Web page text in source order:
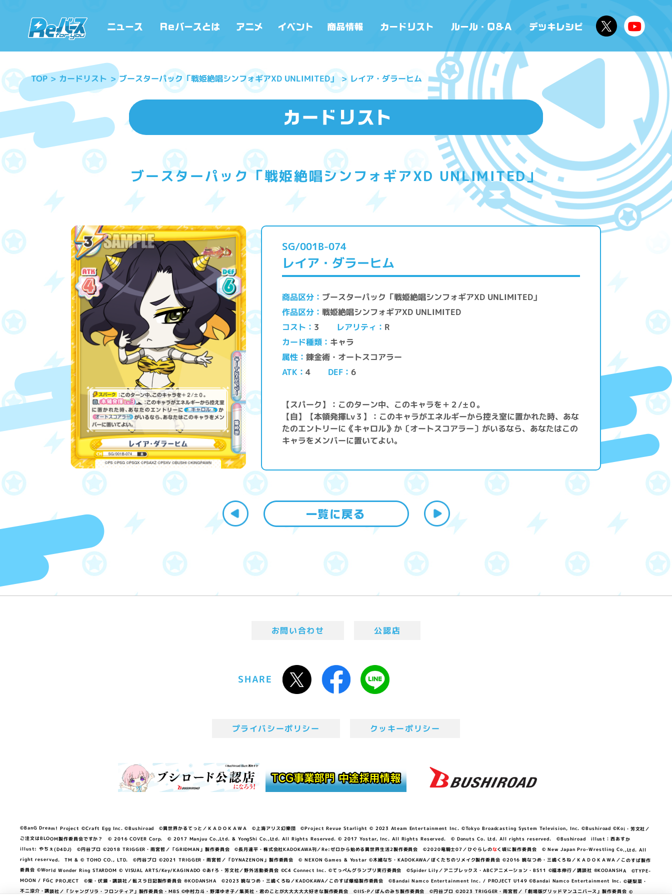
TOP カードリスト ブースターパック「戦姫絶唱シンフォギアXD UNLIMITED」 レイア・ダラーヒム
ブースターパック「戦姫絶唱シンフォギアXD UNLIMITED」
SG/001B-074
レイア・ダラーヒム
商品区分 ブースターパック「戦姫絶唱シンフォギアXD UNLIMITED」
作品区分 戦姫絶唱シンフォギアXD UNLIMITED
コスト 3 レアリティ R
カード種類 キャラ
属性 錬金術・オートスコアラー
ATK 4 DEF 6
【スパーク】：このターン中、このキャラを＋２/±０。
【自】【本領発揮Lv３】：このキャラがエネルギーから控え室に置かれた時、あな
たのエントリーに《キャロル》か〔オートスコアラー〕がいるなら、あなたはこの
キャラをメンバーに置いてよい。
お問い合わせ 公認店
SHARE
プライバシーポリシー クッキーポリシー
©BanG Dream! Project ©Craft Egg Inc. ©Bushiroad ©異世界かるてっと／ＫＡＤＯＫＡＷＡ ©上海アリス幻樂団 ©Project Revue Starlight © 2023 Ateam Entertainment Inc. ©Tokyo Broadcasting System Television, Inc. ©Bushiroad ©Koi・芳文社／
ご注文はBLOOM製作委員会ですか？ © 2016 COVER Corp. © 2017 Manjuu Co.,Ltd. & YongShi Co.,Ltd. All Rights Reserved. © 2017 Yostar, Inc. All Rights Reserved. © Donuts Co. Ltd. All rights reserved. ©Bushiroad illust：西あすか
illust: やちぇ(D4DJ) ©円谷プロ ©2018 TRIGGER・雨宮哲／「GRIDMAN」製作委員会 ©長月達平・株式会社KADOKAWA刊／Re:ゼロから始める異世界生活2製作委員会 ©2020竜騎士07／ひぐらしのなく頃に製作委員会 © New Japan Pro-Wrestling Co.,Ltd. All
right reserved. TM & © TOHO CO., LTD. ©円谷プロ ©2021 TRIGGER・雨宮哲／「DYNAZENON」製作委員会 © NEXON Games & Yostar ©木緒なち・KADOKAWA／ぼくたちのリメイク製作委員会 ©2016 暁なつめ・三嶋くろね／ＫＡＤＯＫＡＷＡ／このすば製作
委員会 ©World Wonder Ring STARDOM © VISUAL ARTS/Key/KAGINADO ©あfろ・芳文社／野外活動委員会 ©C4 Connect Inc. ©てっぺんグランプリ実行委員会 ©Spider Lily／アニプレックス・ABCアニメーション・BS11 ©福本伸行／講談社 ®KODANSHA ©TYPE-
MOON / FGC PROJECT ©柴・伏瀬・講談社／転スラ日記製作委員会 ®KODANSHA ©2023 暁なつめ・三嶋くろね／KADOKAWA／このすば爆焔製作委員会 ©Bandai Namco Entertainment Inc. / PROJECT U149 ©Bandai Namco Entertainment Inc. ©硬梨菜・
不二涼介・講談社／「シャングリラ・フロンティア」製作委員会・MBS ©中村力斗・野澤ゆき子／集英社・君のことが大大大大大好きな製作委員会 ©IIS-P／ぽんのみち製作委員会 ©円谷プロ ©2023 TRIGGER・雨宮哲／「劇場版グリッドマンユニバース」製作委員会 ©